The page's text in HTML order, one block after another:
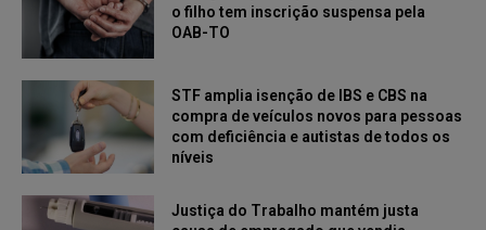
o filho tem inscrição suspensa pela
OAB-TO
STF amplia isenção de IBS e CBS na
compra de veículos novos para pessoas
com deficiência e autistas de todos os
níveis
Justiça do Trabalho mantém justa